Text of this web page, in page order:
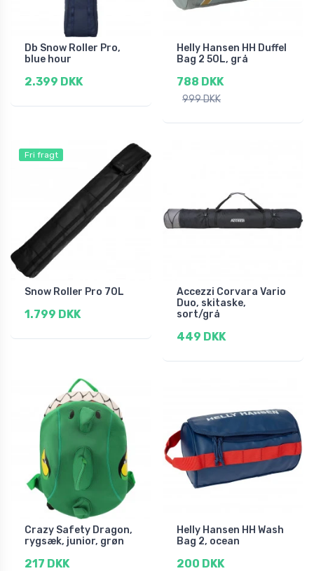
Db Snow Roller Pro,
blue hour
2.399 DKK
Helly Hansen HH Duffel
Bag 2 50L, grå
788 DKK
999 DKK
Fri fragt
Snow Roller Pro 70L
1.799 DKK
Accezzi Corvara Vario
Duo, skitaske,
sort/grå
449 DKK
Crazy Safety Dragon,
rygsæk, junior, grøn
217 DKK
Helly Hansen HH Wash
Bag 2, ocean
200 DKK